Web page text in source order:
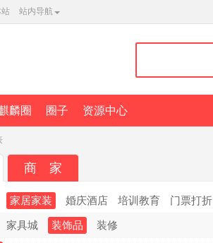
站内导航
麟圈 圈子 资源中心
商 家
家居家装 婚庆酒店 培训教育 门票打折
家具城 装饰品 装修